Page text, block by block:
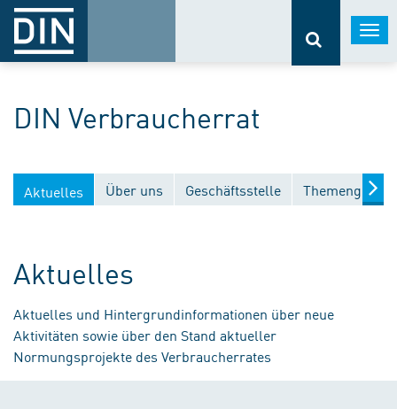
DIN Verbraucherrat
Aktuelles Über uns Geschäftsstelle
Aktuelles
Aktuelles und Hintergrundinformationen über neue
Aktivitäten sowie über den Stand aktueller
Normungsprojekte des Verbraucherrates